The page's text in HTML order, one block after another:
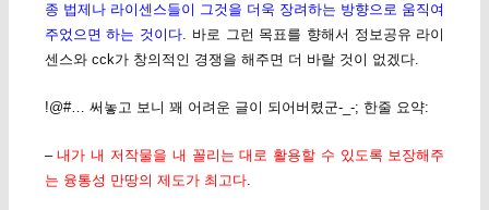
종 법제나 라이센스들이 그것을 더욱 장려하는 방향으로 움직여
주었으면 하는 것이다. 바로 그런 목표를 향해서 정보공유 라이
센스와 cck가 창의적인 경쟁을 해주면 더 바랄 것이 없겠다.
!@#… 써놓고 보니 꽤 어려운 글이 되어버렸군-_-; 한줄 요약:
–내가 내 저작물을 내 꼴리는 대로 활용할 수 있도록 보장해주
는 융통성 만땅의 제도가 최고다.